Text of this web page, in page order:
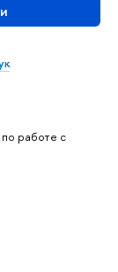
работе с